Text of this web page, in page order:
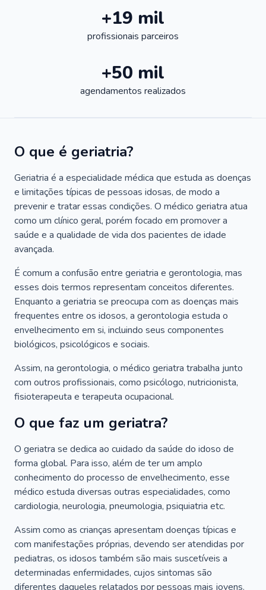
+19 mil
profissionais parceiros
+50 mil
agendamentos realizados
O que é geriatria?
Geriatria é a especialidade médica que estuda as doenças
e limitações típicas de pessoas idosas, de modo a
prevenir e tratar essas condições. O médico geriatra atua
como um clínico geral, porém focado em promover a
saúde e a qualidade de vida dos pacientes de idade
avançada.
É comum a confusão entre geriatria e gerontologia, mas
esses dois termos representam conceitos diferentes.
Enquanto a geriatria se preocupa com as doenças mais
frequentes entre os idosos, a gerontologia estuda o
envelhecimento em si, incluindo seus componentes
biológicos, psicológicos e sociais.
Assim, na gerontologia, o médico geriatra trabalha junto
com outros profissionais, como psicólogo, nutricionista,
fisioterapeuta e terapeuta ocupacional.
O que faz um geriatra?
O geriatra se dedica ao cuidado da saúde do idoso de
forma global. Para isso, além de ter um amplo
conhecimento do processo de envelhecimento, esse
médico estuda diversas outras especialidades, como
cardiologia, neurologia, pneumologia, psiquiatria etc.
Assim como as crianças apresentam doenças típicas e
com manifestações próprias, devendo ser atendidas por
pediatras, os idosos também são mais suscetíveis a
determinadas enfermidades, cujos sintomas são
diferentes daqueles relatados por pessoas mais jovens.